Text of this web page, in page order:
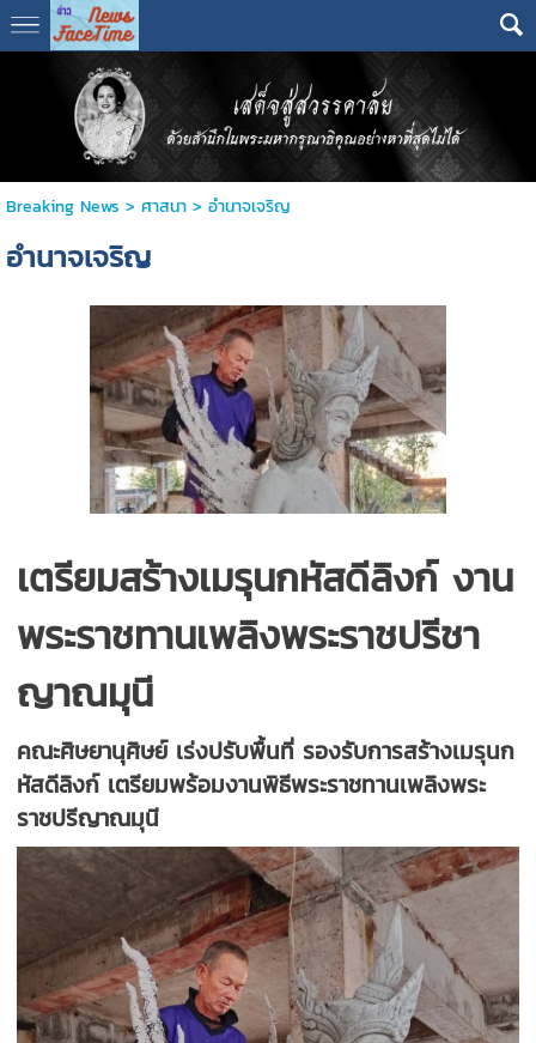
Breaking News > ศาสนา> อำนาจเจริญ
อำนาจเจริญ
เตรียมสร้างเมรุนกหัสดีลิงก์ งาน
พระราชทานเพลิงพระราชปรีชา
ญาณมุนี
คณะศิษยานุศิษย์ เร่งปรับพื้นที่ รองรับการสร้างเมรุนก
หัสดีลิงก์ เตรียมพร้อมงานพิธีพระราชทานเพลิงพระ
ราชปรีญาณมุนี